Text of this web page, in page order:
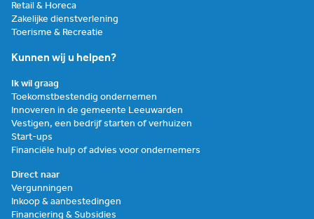
Retail & Horeca
Zakelijke dienstverlening
Toerisme & Recreatie
Kunnen wij u helpen?
Ik wil graag
Toekomstbestendig ondernemen
Innoveren in de gemeente Leeuwarden
Vestigen, een bedrijf starten of verhuizen
Start-ups
Financiële hulp of advies voor ondernemers
Direct naar
Vergunningen
Inkoop & aanbestedingen
Financiering & Subsidies